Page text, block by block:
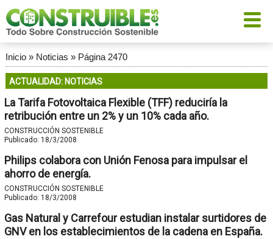
Inicio» Noticias » Página 2470
ACTUALIDAD: NOTICIAS
La Tarifa Fotovoltaica Flexible (TFF) reduciría la
retribución entre un 2% y un 10% cada año.
CONSTRUCCIÓN SOSTENIBLE
Publicado: 18/3/2008
Philips colabora con Unión Fenosa para impulsar el
ahorro de energía.
CONSTRUCCIÓN SOSTENIBLE
Publicado: 18/3/2008
Gas Natural y Carrefour estudian instalar surtidores de
GNV en los establecimientos de la cadena en España.